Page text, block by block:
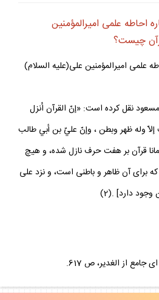
احاطه علمى اميرالمؤمنين
چيست؟
علمى اميرالمؤمنين على(عليه السلام)
از ابن مسعود نقل كرده است: «إنّ القرآن اُنزل
وله ظهر وبطن ، وإنّ عليّ بن أبي طالب
قرآن بر هفت حرف نازل شده، و هيچ
براى آن ظاهر و باطنى است، و نزد على
دارد] .(2)